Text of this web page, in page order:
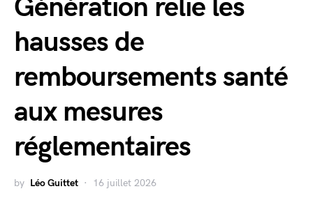
Génération relie les
hausses de
remboursements santé
aux mesures
réglementaires
by Léo Guittet 16 juillet 2026